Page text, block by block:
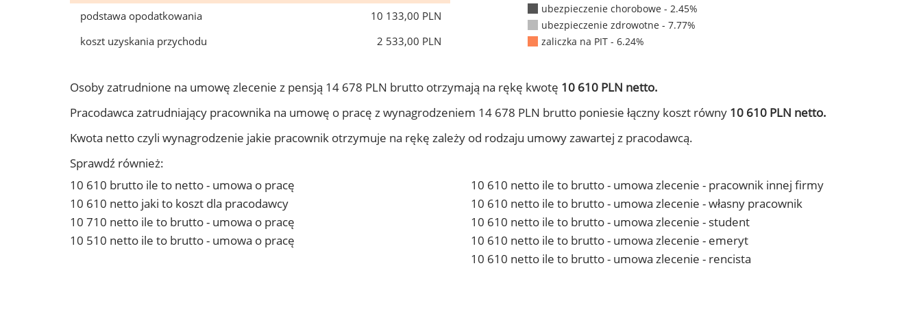
podstawa opodatkowania
10 133,00 PLN
koszt uzyskania przychodu
2 533,00 PLN
ubezpieczenie chorobowe - 2.45%
ubezpieczenie zdrowotne - 7.77%
zaliczka na PIT - 6.24%
Osoby zatrudnione na umowę zlecenie z pensją 14 678 PLN brutto otrzymają na rękę kwotę 10 610 PLN netto.
Pracodawca zatrudniający pracownika na umowę o pracę z wynagrodzeniem 14 678 PLN brutto poniesie łączny koszt równy 10 610 PLN netto.
Kwota netto czyli wynagrodzenie jakie pracownik otrzymuje na rękę zależy od rodzaju umowy zawartej z pracodawcą.
Sprawdź również:
10 610 brutto ile to netto - umowa o pracę
10 610 netto jaki to koszt dla pracodawcy
10 710 netto ile to brutto - umowa o pracę
10 510 netto ile to brutto - umowa o pracę
10 610 netto ile to brutto - umowa zlecenie - pracownik innej firmy
10 610 netto ile to brutto - umowa zlecenie - własny pracownik
10 610 netto ile to brutto - umowa zlecenie - student
10 610 netto ile to brutto - umowa zlecenie - emeryt
10 610 netto ile to brutto - umowa zlecenie - rencista